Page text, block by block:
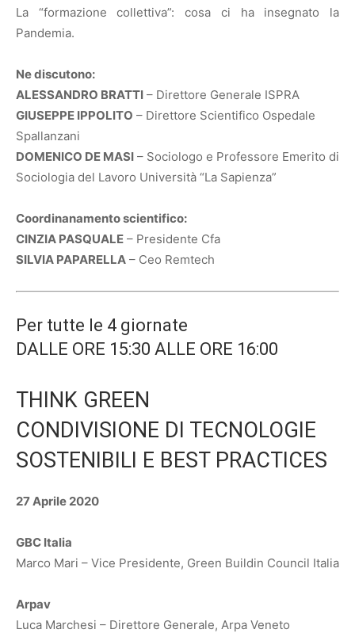
La “formazione collettiva”: cosa ci ha insegnato la
Pandemia.
Ne discutono:
ALESSANDRO BRATTI – Direttore Generale ISPRA
GIUSEPPE IPPOLITO – Direttore Scientifico Ospedale
Spallanzani
DOMENICO DE MASI – Sociologo e Professore Emerito di
Sociologia del Lavoro Università “La Sapienza”
Coordinanamento scientifico:
CINZIA PASQUALE – Presidente Cfa
SILVIA PAPARELLA – Ceo Remtech
Per tutte le 4 giornate
DALLE ORE 15:30 ALLE ORE 16:00
THINK GREEN
CONDIVISIONE DI TECNOLOGIE
SOSTENIBILI E BEST PRACTICES
27 Aprile 2020
GBC Italia
Marco Mari – Vice Presidente, Green Buildin Council Italia
Arpav
Luca Marchesi – Direttore Generale, Arpa Veneto